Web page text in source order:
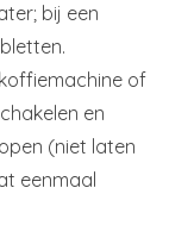
bij een
of
en
(niet laten
eenmaal